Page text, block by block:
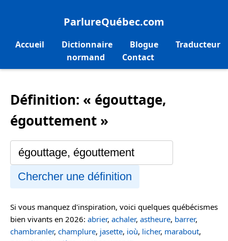
ParlureQuébec.com
Accueil Dictionnaire Blogue
Traducteur
normand
Contact
Définition: « égouttage,
égouttement »
Chercher une définition
Si vous manquez d'inspiration, voici quelques québécismes
bien vivants en 2026: abrier, achaler, astheure, barrer,
chambranler, champlure, jasette, ioù, licher, marabout,